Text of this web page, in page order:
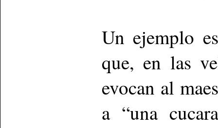
Un ejemplo
que, en las
evocan al
a “una